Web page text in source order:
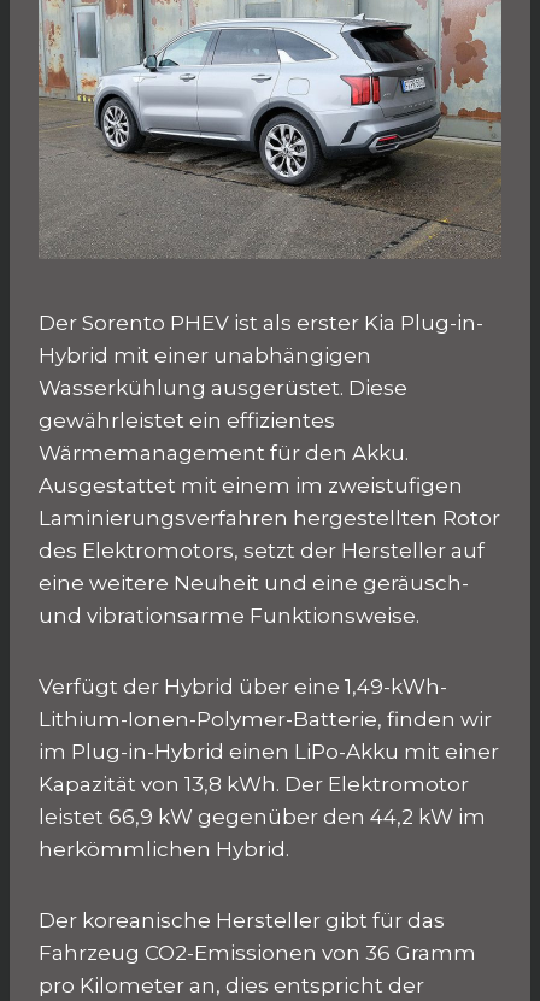
Der Sorento PHEV ist als erster Kia Plug-in-
Hybrid mit einer unabhängigen
Wasserkühlung ausgerüstet. Diese
gewährleistet ein effizientes
Wärmemanagement für den Akku.
Ausgestattet mit einem im zweistufigen
Laminierungsverfahren hergestellten Rotor
des Elektromotors, setzt der Hersteller auf
eine weitere Neuheit und eine geräusch-
und vibrationsarme Funktionsweise.
Verfügt der Hybrid über eine 1,49-kWh-
Lithium-Ionen-Polymer-Batterie, finden wir
im Plug-in-Hybrid einen LiPo-Akku mit einer
Kapazität von 13,8 kWh. Der Elektromotor
leistet 66,9 kW gegenüber den 44,2 kW im
herkömmlichen Hybrid.
Der koreanische Hersteller gibt für das
Fahrzeug CO2-Emissionen von 36 Gramm
pro Kilometer an, dies entspricht der